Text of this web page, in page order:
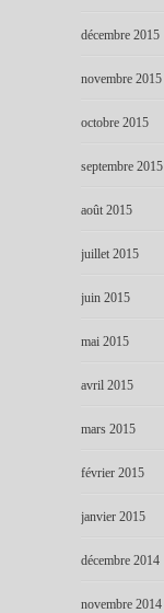
décembre 2015
novembre 2015
octobre 2015
septembre 2015
août 2015
juillet 2015
juin 2015
mai 2015
avril 2015
mars 2015
février 2015
janvier 2015
décembre 2014
novembre 2014